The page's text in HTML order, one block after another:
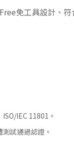
免工具設計、符
IEC 11801。
試通過認證。